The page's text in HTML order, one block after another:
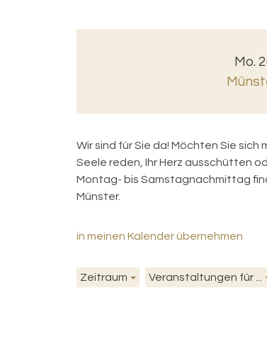
Mo.
Wir sind für Sie da! Möchten Sie
Seele reden, Ihr Herz ausschütten
Montag- bis Samstagnachmittag
Münster.
in meinen Kalender übernehmen
Zeitraum Veranstaltungen für ...